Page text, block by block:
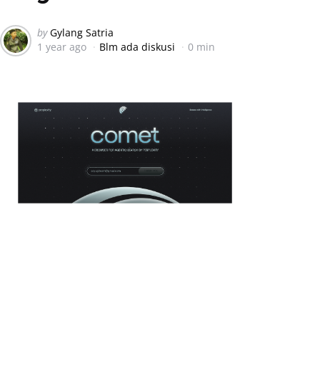
Posted
by
by Gylang Satria
1 year ago
Blm ada diskusi 0 min